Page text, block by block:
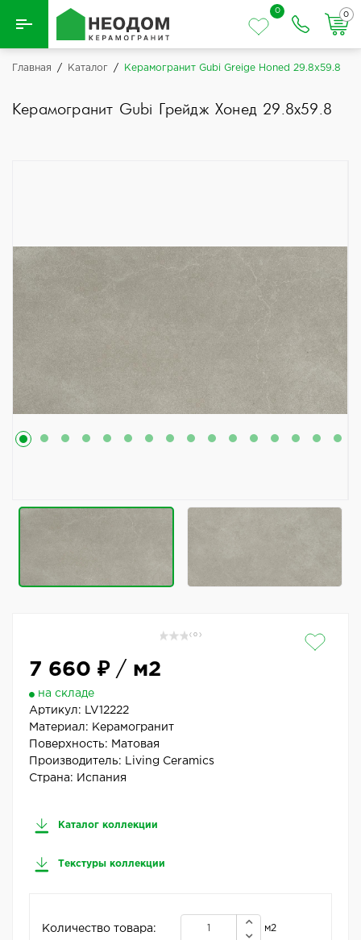
Назад
0
0
Главная / Каталог / Керамогранит Gubi Greige Honed 29.8x59.8
Керамогранит Gubi Грейдж Хонед 29.8x59.8
( 0 )
7 660 ₽/ м2
на складе
Артикул:
LV12222
Материал: Керамогранит
Поверхность: Матовая
Производитель:
Living Ceramics
Страна: Испания
Каталог коллекции
Текстуры коллекции
Количество товара: м2